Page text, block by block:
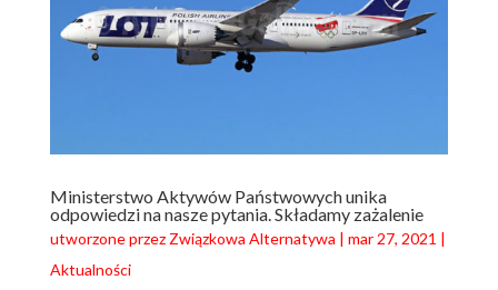
Ministerstwo Aktywów Państwowych unika
odpowiedzi na nasze pytania. Składamy zażalenie
utworzone przez Związkowa Alternatywa | mar 27, 2021 |
Aktualności